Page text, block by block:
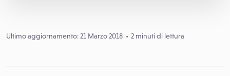
Ultimo aggiornamento: 21 Marzo 2018 2 minuti di lettura